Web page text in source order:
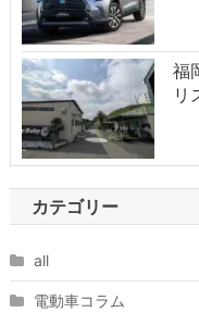
福
リ
カテゴリー
all
電動車コラム